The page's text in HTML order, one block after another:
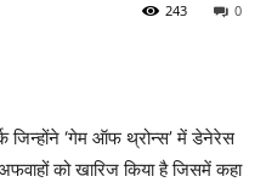
0
243
जिन्होंने ‘गेम ऑफ थ्रोन्स’ में डेनेरेस
को खारिज किया है जिसमें कहा